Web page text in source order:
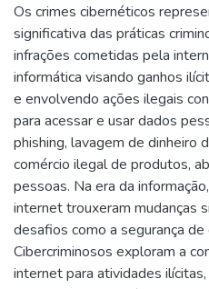
Os crimes cibernéticos
significativa das práticas
infrações cometidas pela
informática visando ganhos
e envolvendo ações ilegais
para acessar e usar dados
phishing, lavagem de dinheiro
comércio ilegal de produtos,
pessoas. Na era da
internet trouxeram mudanças
desafios como a segurança
Cibercriminosos exploram a
internet para atividades